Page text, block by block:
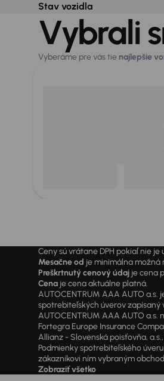
Stav vozidla
Vybrali
Vyberáme pre vás tie najlepšie
Ceny sú vrátane DPH pokiaľ nie je
Mesačne od je minimálna možná
Preškrtnutý cenový údaj je cena
Cena je cena aktuálne platná.
AUTOCENTRUM AAA AUTO
spotrebiteľských úverov zapísaný
AUTOCENTRUM AAA AUTO a.s.
Fortegra Europe Insurance
Allianz - Slovenská poisťovňa, a.s.,
Podmienky spotrebiteľského
zákazníkovi ním vybraným
Zobraziť všetko